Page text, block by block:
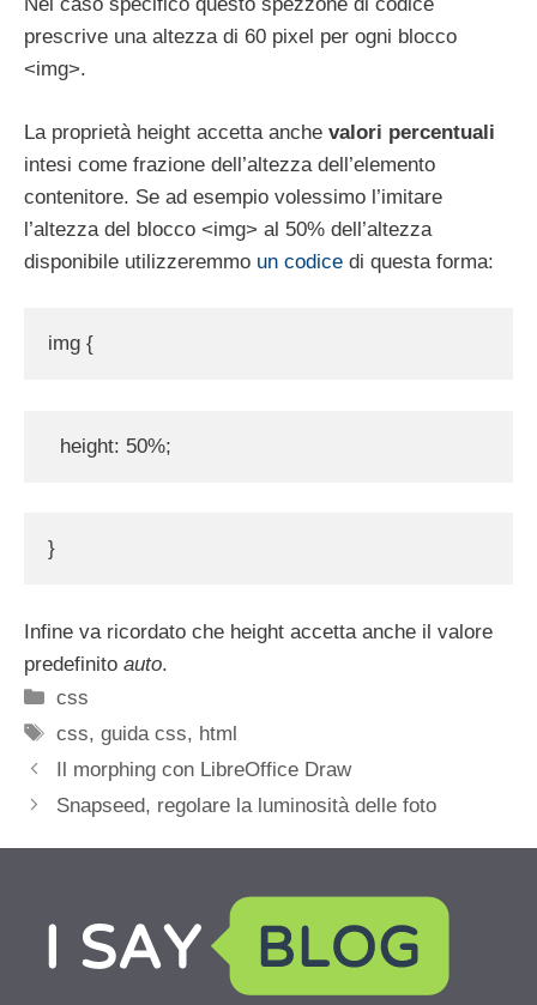
prescrive una altezza di 60 pixel per ogni blocco
<img>.
La proprietà height accetta anche valori percentuali
intesi come frazione dell’altezza dell’elemento
contenitore. Se ad esempio volessimo l’imitare
l’altezza del blocco <img> al 50% dell’altezza
disponibile utilizzeremmo un codice di questa forma:
img {
  height: 50%;
}
Infine va ricordato che height accetta anche il valore
predefinito auto.
Categorie
css
Tag
css,guida css, html
Il morphing con LibreOffice Draw
Snapseed, regolare la luminosità delle foto